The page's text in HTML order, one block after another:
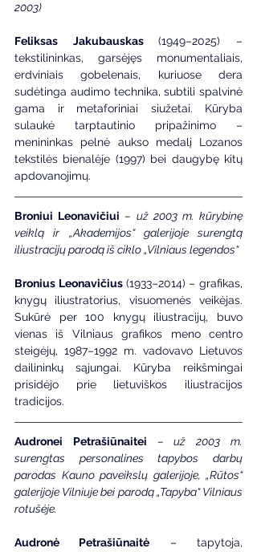
2003)
Feliksas Jakubauskas (1949–2025) –
tekstilininkas, garsėjęs monumentaliais,
erdviniais gobelenais, kuriuose dera
sudėtinga audimo technika, subtili spalvinė
gama ir metaforiniai siužetai. Kūryba
sulaukė tarptautinio pripažinimo –
menininkas pelnė aukso medalį Lozanos
tekstilės bienalėje (1997) bei daugybę kitų
apdovanojimų.
Broniui Leonavičiui – už 2003 m. kūrybinę
veiklą ir „Akademijos“ galerijoje surengtą
iliustracijų parodą iš ciklo „Vilniaus legendos“
Bronius Leonavičius (1933–2014) – grafikas,
knygų iliustratorius, visuomenės veikėjas.
Sukūrė per 100 knygų iliustracijų, buvo
vienas iš Vilniaus grafikos meno centro
steigėjų, 1987–1992 m. vadovavo Lietuvos
dailininkų sąjungai. Kūryba reikšmingai
prisidėjo prie lietuviškos iliustracijos
tradicijos.
Audronei Petrašiūnaitei – už 2003 m.
surengtas personalines tapybos darbų
parodas Kauno paveikslų galerijoje, „Rūtos“
galerijoje Vilniuje bei parodą „Tapyba“ Vilniaus
rotušėje.
Audronė Petrašiūnaitė – tapytoja,